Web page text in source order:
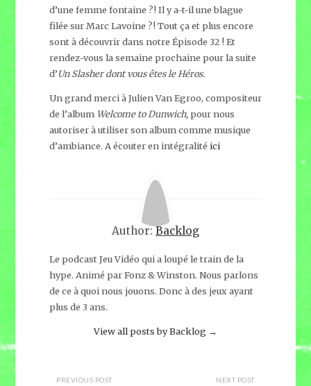
d’une femme fontaine ?! Il y a-t-il une blague
filée sur Marc Lavoine ?! Tout ça et plus encore
sont à découvrir dans notre Épisode 32 ! Et
rendez-vous la semaine prochaine pour la suite
d’Un Slasher dont vous êtes le Héros.
Un grand merci à Julien Van Egroo, compositeur
de l’album Welcome to Dunwich,pour nous
autoriser à utiliser son album comme musique
d’ambiance. A écouter en intégralité ici
Author: Backlog
Le podcast Jeu Vidéo qui a loupé le train de la
hype. Animé par Fonz & Winston. Nous parlons
de ce à quoi nous jouons. Donc à des jeux ayant
plus de 3 ans.
View all posts by Backlog →
PREVIOUS POST NEXT POST